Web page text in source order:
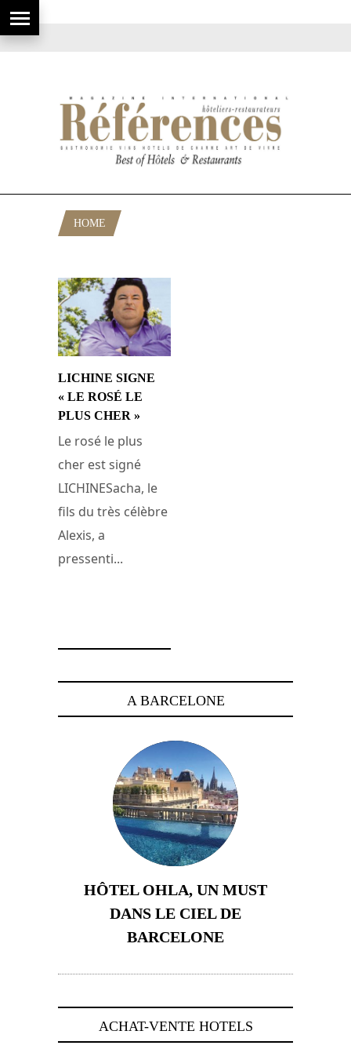
HOME
LICHINE SIGNE
« LE ROSÉ LE
PLUS CHER »
Le rosé le plus
cher est signé
LICHINESacha, le
fils du très célèbre
Alexis, a
pressenti...
A BARCELONE
HÔTEL OHLA, UN MUST
DANS LE CIEL DE
BARCELONE
ACHAT-VENTE HOTELS